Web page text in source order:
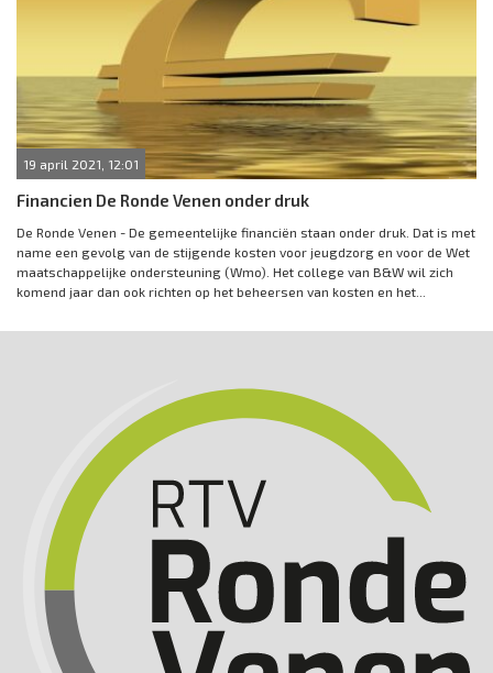
19 april 2021, 12:01
Financien De Ronde Venen onder druk
De Ronde Venen - De gemeentelijke financiën staan onder druk. Dat is met
name een gevolg van de stijgende kosten voor jeugdzorg en voor de Wet
maatschappelijke ondersteuning (Wmo). Het college van B&W wil zich
komend jaar dan ook richten op het beheersen van kosten en het...